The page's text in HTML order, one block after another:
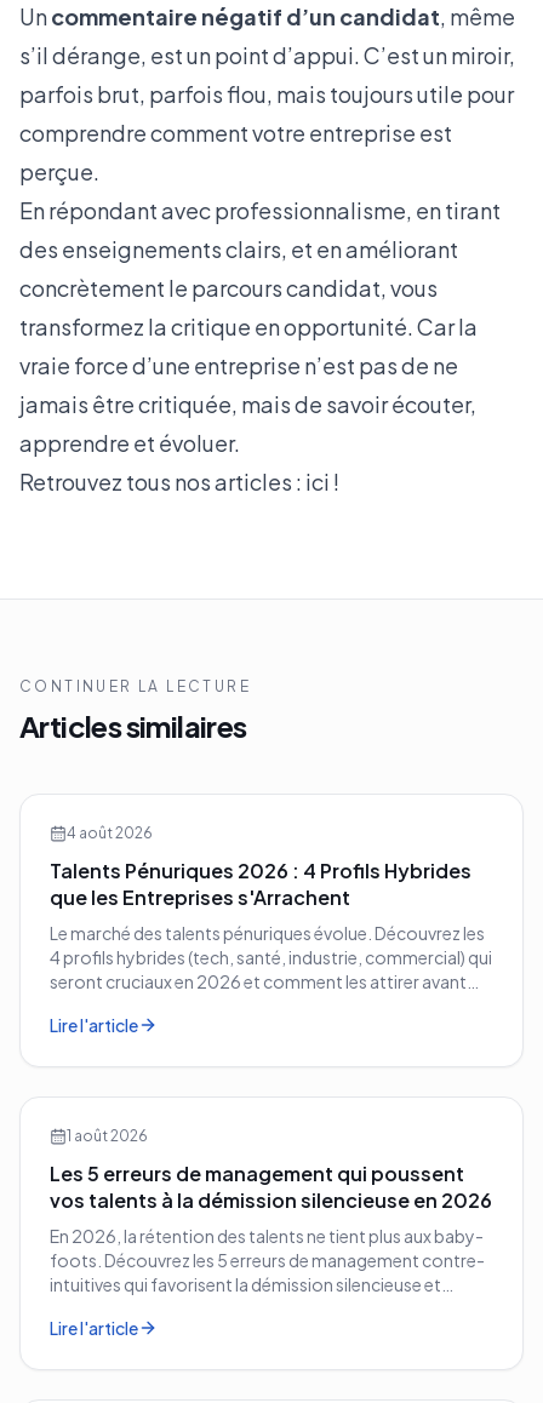
Uncommentaire négatif d’un candidat, même
s’il dérange, est un point d’appui. C’est un miroir,
parfois brut, parfois flou, mais toujours utile pour
comprendre comment votre entreprise est
perçue.
En répondant avec professionnalisme, en tirant
des enseignements clairs, et en améliorant
concrètement le parcours candidat, vous
transformez la critique en opportunité. Car la
vraie force d’une entreprise n’est pas de ne
jamais être critiquée, mais de savoir écouter,
apprendre et évoluer.
Retrouvez tous nos articles : ici !
CONTINUER LA LECTURE
Articles similaires
4 août 2026
Talents Pénuriques 2026 : 4 Profils Hybrides
que les Entreprises s'Arrachent
Le marché des talents pénuriques évolue. Découvrez les
4 profils hybrides (tech, santé, industrie, commercial) qui
seront cruciaux en 2026 et comment les attirer avant
Lire l'article
1 août 2026
Les 5 erreurs de management qui poussent
vos talents à la démission silencieuse en 2026
En 2026, la rétention des talents ne tient plus aux baby-
foots. Découvrez les 5 erreurs de management contre-
intuitives qui favorisent la démission silencieuse et
Lire l'article